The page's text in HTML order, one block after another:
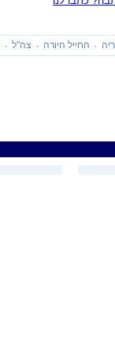
החייל היורה צה"ל